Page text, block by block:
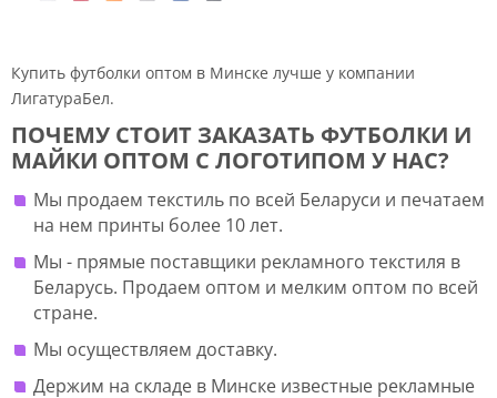
Купить футболки оптом в Минске лучше у компании
ЛигатураБел.
ПОЧЕМУ СТОИТ ЗАКАЗАТЬ ФУТБОЛКИ И
МАЙКИ ОПТОМ С ЛОГОТИПОМ У НАС?
Мы продаем текстиль по всей Беларуси и печатаем
на нем принты более 10 лет.
Мы - прямые поставщики рекламного текстиля в
Беларусь. Продаем оптом и мелким оптом по всей
стране.
Мы осуществляем доставку.
Держим на складе в Минске известные рекламные